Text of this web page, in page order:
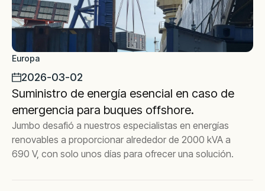
Europa
2026-03-02
Suministro de energía esencial en caso de
emergencia para buques offshore.
Jumbo desafió a nuestros especialistas en energías
renovables a proporcionar alrededor de 2000 kVA a
690 V, con solo unos días para ofrecer una solución.